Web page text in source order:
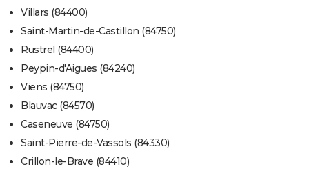
Villars (84400)
Saint-Martin-de-Castillon (84750)
Rustrel (84400)
Peypin-d'Aigues (84240)
Viens (84750)
Blauvac (84570)
Caseneuve (84750)
Saint-Pierre-de-Vassols (84330)
Crillon-le-Brave (84410)